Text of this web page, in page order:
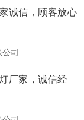
诚信，顾客放心
司
厂家，诚信经